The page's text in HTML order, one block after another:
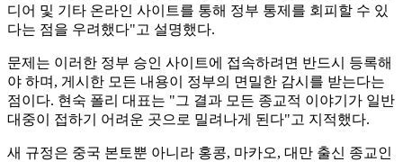
디어 및 기타 온라인 사이트를 통해 정부 통제를 회피할 수 있
다는 점을 우려했다"고 설명했다.
문제는 이러한 정부 승인 사이트에 접속하려면 반드시 등록해
야 하며, 게시한 모든 내용이 정부의 면밀한 감시를 받는다는
점이다. 현숙 폴리 대표는 "그 결과 모든 종교적 이야기가 일반
대중이 접하기 어려운 곳으로 밀려나게 된다"고 지적했다.
새 규정은 중국 본토뿐 아니라 홍콩, 마카오, 대만 출신 종교인